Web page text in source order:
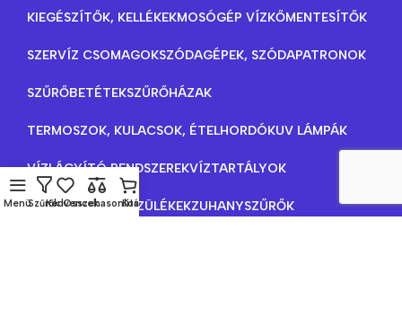
KIEGÉSZÍTŐK, KELLÉKEKMOSÓGÉP VÍZKŐMENTESÍTŐK
SZERVÍZ CSOMAGOKSZÓDAGÉPEK, SZÓDAPATRONOK
SZŰRŐBETÉTEKSZŰRŐHÁZAK
TERMOSZOK, KULACSOK, ÉTELHORDÓKUV LÁMPÁK
VÍZLÁGYÍTÓ RENDSZEREKVÍZTARTÁLYOK
VÍZTISZTÍTÓ KÉSZÜLÉKEKZUHANYSZŰRŐK
MenüSzűrőkKedvencek
Összehasonlítás
Kosár